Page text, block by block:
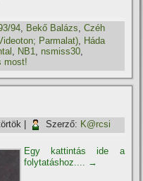
94, Bekő Balázs,Czéh
Parmalat), Háda
, NB1, nsmiss30,
most!
Szerző: K@rcsi
Egy kattintás ide a
folytatáshoz.... →